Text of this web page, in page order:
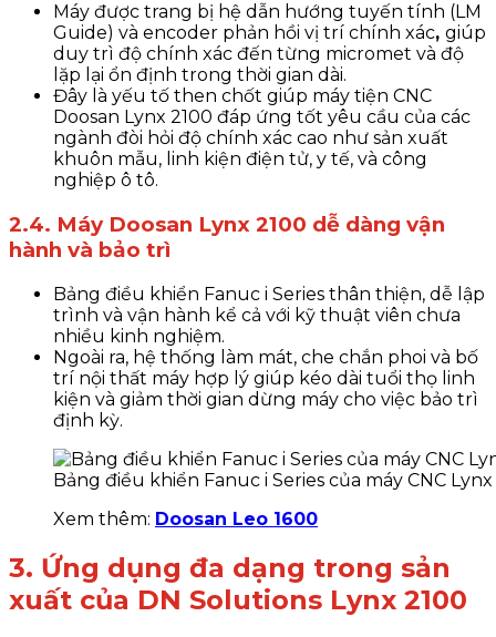
Máy được trang bị hệ dẫn hướng tuyến tính (LM
Guide) và encoder phản hồi vị trí chính xác, giúp
duy trì độ chính xác đến từng micromet và độ
lặp lại ổn định trong thời gian dài.
Đây là yếu tố then chốt giúp máy tiện CNC
Doosan Lynx 2100 đáp ứng tốt yêu cầu của các
ngành đòi hỏi độ chính xác cao như sản xuất
khuôn mẫu, linh kiện điện tử, y tế, và công
nghiệp ô tô.
2.4. Máy Doosan Lynx 2100 dễ dàng vận
hành và bảo trì
Bảng điều khiển Fanuc i Series thân thiện, dễ lập
trình và vận hành kể cả với kỹ thuật viên chưa
nhiều kinh nghiệm.
Ngoài ra, hệ thống làm mát, che chắn phoi và bố
trí nội thất máy hợp lý giúp kéo dài tuổi thọ linh
kiện và giảm thời gian dừng máy cho việc bảo trì
định kỳ.
Bảng điều khiển Fanuc i Series của máy CNC Lynx
Xem thêm: Doosan Leo 1600
3. Ứng dụng đa dạng trong sản
xuất của DN Solutions Lynx 2100